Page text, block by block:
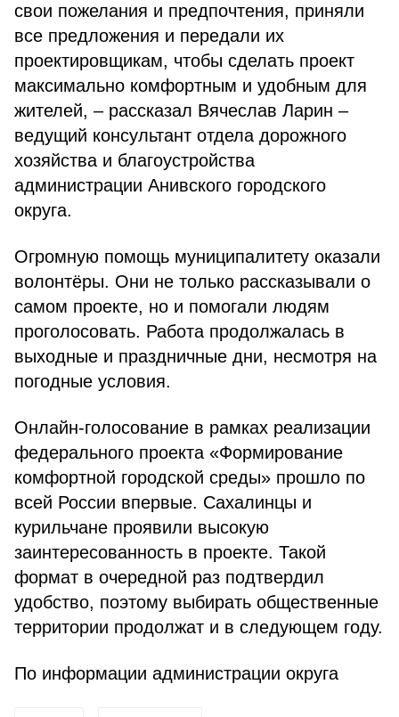
свои пожелания и предпочтения, приняли
все предложения и передали их
проектировщикам, чтобы сделать проект
максимально комфортным и удобным для
жителей, – рассказал Вячеслав Ларин –
ведущий консультант отдела дорожного
хозяйства и благоустройства
администрации Анивского городского
округа.
Огромную помощь муниципалитету оказали
волонтёры. Они не только рассказывали о
самом проекте, но и помогали людям
проголосовать. Работа продолжалась в
выходные и праздничные дни, несмотря на
погодные условия.
Онлайн-голосование в рамках реализации
федерального проекта «Формирование
комфортной городской среды» прошло по
всей России впервые. Сахалинцы и
курильчане проявили высокую
заинтересованность в проекте. Такой
формат в очередной раз подтвердил
удобство, поэтому выбирать общественные
территории продолжат и в следующем году.
По информации администрации округа